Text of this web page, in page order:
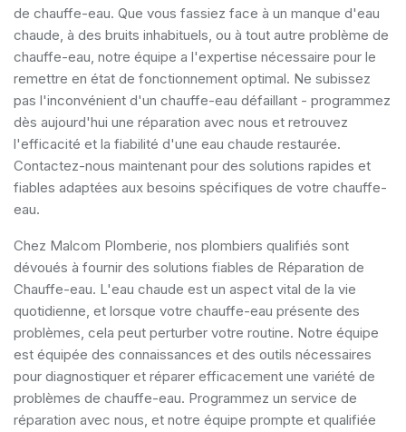
de chauffe-eau. Que vous fassiez face à un manque d'eau
chaude, à des bruits inhabituels, ou à tout autre problème de
chauffe-eau, notre équipe a l'expertise nécessaire pour le
remettre en état de fonctionnement optimal. Ne subissez
pas l'inconvénient d'un chauffe-eau défaillant - programmez
dès aujourd'hui une réparation avec nous et retrouvez
l'efficacité et la fiabilité d'une eau chaude restaurée.
Contactez-nous maintenant pour des solutions rapides et
fiables adaptées aux besoins spécifiques de votre chauffe-
eau.
Chez Malcom Plomberie, nos plombiers qualifiés sont
dévoués à fournir des solutions fiables de Réparation de
Chauffe-eau. L'eau chaude est un aspect vital de la vie
quotidienne, et lorsque votre chauffe-eau présente des
problèmes, cela peut perturber votre routine. Notre équipe
est équipée des connaissances et des outils nécessaires
pour diagnostiquer et réparer efficacement une variété de
problèmes de chauffe-eau. Programmez un service de
réparation avec nous, et notre équipe prompte et qualifiée